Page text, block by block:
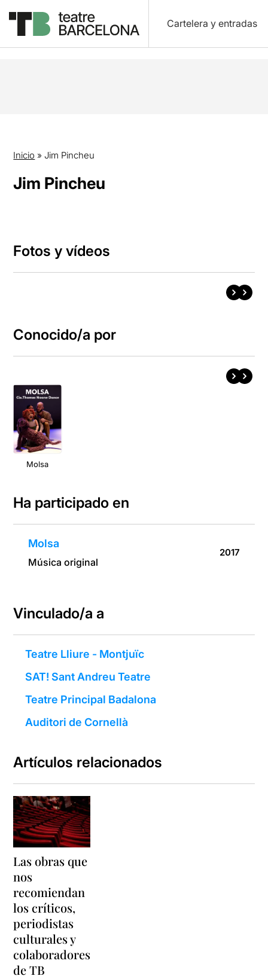
Cartelera y entradas
Inicio » Jim Pincheu
Jim Pincheu
Fotos y vídeos
Conocido/a por
Molsa
Ha participado en
Molsa
Música original
2017
Vinculado/a a
Teatre Lliure - Montjuïc
SAT! Sant Andreu Teatre
Teatre Principal Badalona
Auditori de Cornellà
Artículos relacionados
Las obras que
nos
recomiendan
los críticos,
periodistas
culturales y
colaboradores
de TB